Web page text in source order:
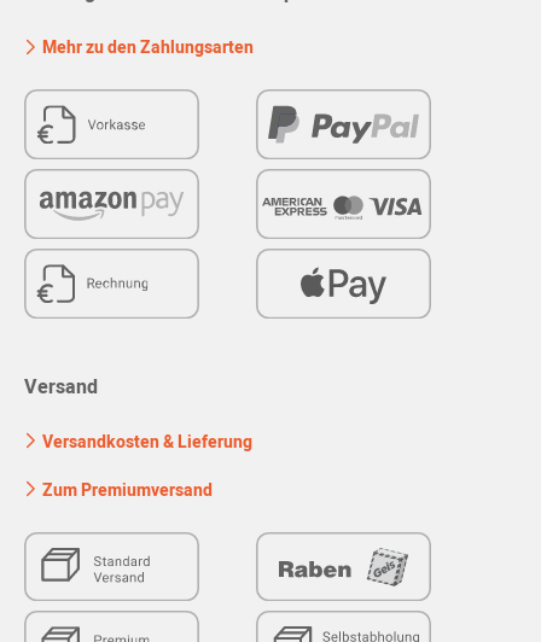
Mehr zu den Zahlungsarten
Versand
Versandkosten & Lieferung
Zum Premiumversand